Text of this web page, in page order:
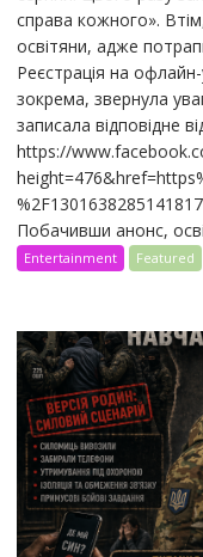
справа кожного».
освітяни, адже
Реєстрація на
зокрема, звернула
записала відповідне
https://
Побачивши анонс,
Entertainment Featured